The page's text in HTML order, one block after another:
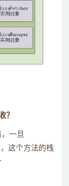
？
一旦
，这个方法的栈